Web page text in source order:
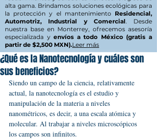
alta gama. Brindamos soluciones ecológicas para
la protección y el mantenimiento Residencial,
Automotriz, Industrial y Comercial. Desde
nuestra base en Monterrey, ofrecemos asesoría
especializada yenvíos a todo México (gratis a
partir de $2,500 MXN).Leer más
¿Qué es la Nanotecnología y cuáles son
sus beneficios?
Siendo un campo de la ciencia, relativamente
actual, la nanotecnología es el estudio y
manipulación de la materia a niveles
nanométricos, es decir, a una escala atómica y
molecular. Al trabajar a niveles microscópicos
los campos son infinitos.